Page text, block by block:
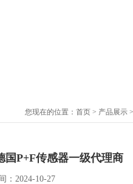
您现在的位置： 首页 > 产品展示
国P+F传感器一级代理商
：2024-10-27